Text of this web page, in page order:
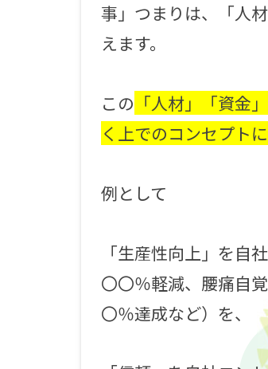
事」つまりは、「人
えます。
この 「人材」「資金
く上でのコンセプト
例として
「生産性向上」を自
〇〇％軽減、腰痛自
〇％達成など）を、